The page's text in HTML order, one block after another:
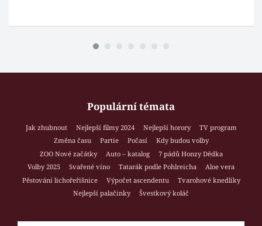
Populární témata
Jak zhubnout Nejlepší filmy 2024 Nejlepší horory
TV program
Změna času
Partie Počasí
Kdy budou volby
ZOO Nové začátky
Auto – katalog
7 pádů Honzy Dědka
Volby 2025
Svařené víno Tatarák podle Pohlreicha
Aloe vera
Pěstování lichořeřišnice
Výpočet ascendentu
Tvarohové knedlíky
Nejlepší palačinky
Švestkový koláč